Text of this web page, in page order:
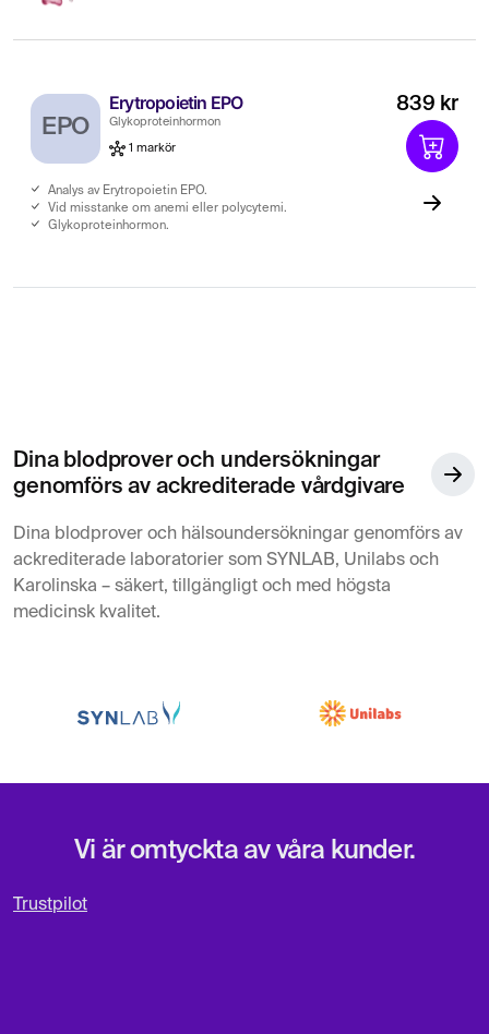
EPO
Erytropoietin EPO
Glykoproteinhormon
1 markör
Analys av Erytropoietin EPO.
Vid misstanke om anemi eller polycytemi.
Glykoproteinhormon.
839 kr
Dina blodprover och undersökningar
genomförs av ackrediterade vårdgivare
Dina blodprover och hälsoundersökningar genomförs av
ackrediterade laboratorier som SYNLAB, Unilabs och
Karolinska – säkert, tillgängligt och med högsta
medicinsk kvalitet.
Vi är omtyckta av våra kunder.
Trustpilot